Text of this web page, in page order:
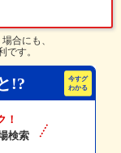
合にも、
です。
!?
！
検索